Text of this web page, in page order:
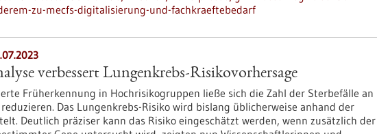
zu-mecfs-digitalisierung-und-fachkraeftebedarf
verbessert Lungenkrebs-Risikovorhersage
Früherkennung in Hochrisikogruppen ließe sich die Zahl der Sterbefälle an
Das Lungenkrebs-Risiko wird bislang üblicherweise anhand der
Deutlich präziser kann das Risiko eingeschätzt werden, wenn zusätzlich der